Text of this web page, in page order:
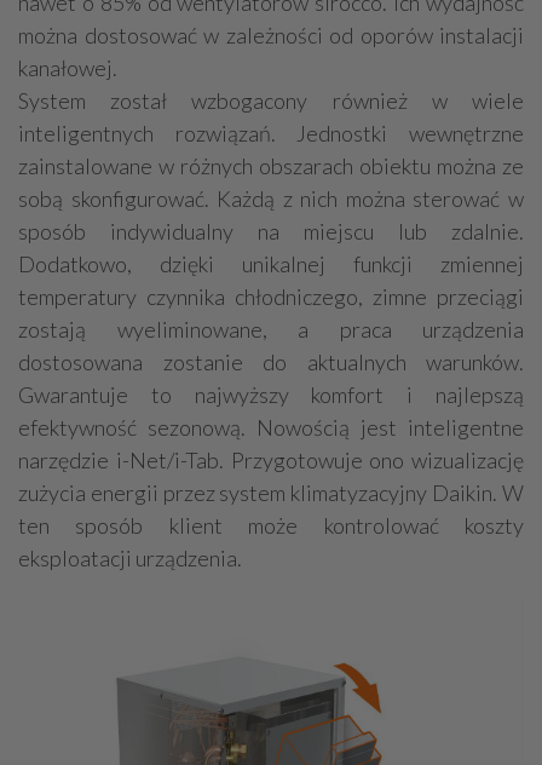
można dostosować w zależności od oporów instalacji
kanałowej.
System został wzbogacony również w wiele
inteligentnych rozwiązań. Jednostki wewnętrzne
zainstalowane w różnych obszarach obiektu można ze
sobą skonfigurować. Każdą z nich można sterować w
sposób indywidualny na miejscu lub zdalnie.
Dodatkowo, dzięki unikalnej funkcji zmiennej
temperatury czynnika chłodniczego, zimne przeciągi
zostają wyeliminowane, a praca urządzenia
dostosowana zostanie do aktualnych warunków.
Gwarantuje to najwyższy komfort i najlepszą
efektywność sezonową. Nowością jest inteligentne
narzędzie i-Net/i-Tab. Przygotowuje ono wizualizację
zużycia energii przez system klimatyzacyjny Daikin. W
ten sposób klient może kontrolować koszty
eksploatacji urządzenia.